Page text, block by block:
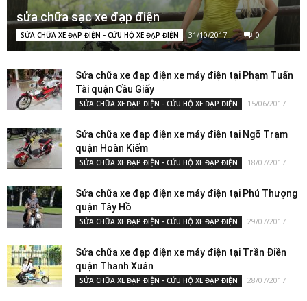
sửa chữa sạc xe đạp điện
SỬA CHỮA XE ĐẠP ĐIỆN - CỨU HỘ XE ĐẠP ĐIỆN 31/10/2017 0
Sửa chữa xe đạp điện xe máy điện tại Phạm Tuấn
Tài quận Cầu Giấy
SỬA CHỮA XE ĐẠP ĐIỆN - CỨU HỘ XE ĐẠP ĐIỆN 15/06/2017
Sửa chữa xe đạp điện xe máy điện tại Ngõ Trạm
quận Hoàn Kiếm
SỬA CHỮA XE ĐẠP ĐIỆN - CỨU HỘ XE ĐẠP ĐIỆN 18/07/2017
Sửa chữa xe đạp điện xe máy điện tại Phú Thượng
quận Tây Hồ
SỬA CHỮA XE ĐẠP ĐIỆN - CỨU HỘ XE ĐẠP ĐIỆN 29/07/2017
Sửa chữa xe đạp điện xe máy điện tại Trần Điền
quận Thanh Xuân
SỬA CHỮA XE ĐẠP ĐIỆN - CỨU HỘ XE ĐẠP ĐIỆN 28/07/2017